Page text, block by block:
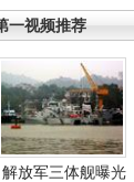
一视频推荐
解放军三体舰曝光